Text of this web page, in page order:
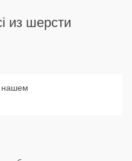
из шерсти
нашем